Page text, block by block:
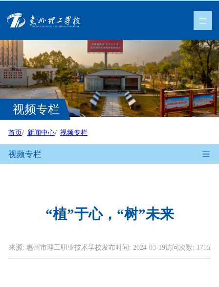
视频专栏
首页 新闻中心 视频专栏
视频专栏
“植”于心，“树”未来
来源: 惠州市理工职业技术学校发布时间: 2024-03-19访问次数: 1755